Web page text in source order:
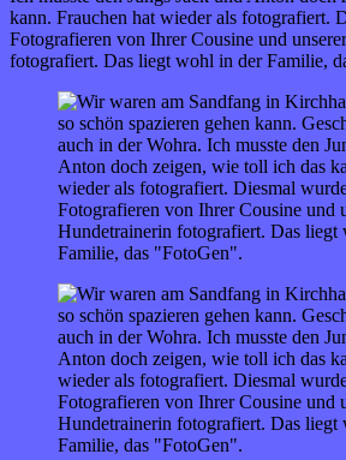
kann. Frauchen hat wieder als fotografiert.
Fotografieren von Ihrer Cousine und
fotografiert. Das liegt wohl in der Familie,